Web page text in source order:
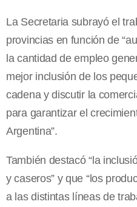
La Secretaria subrayó el
provincias en función de
la cantidad de empleo
mejor inclusión de los
cadena y discutir la
para garantizar el
Argentina”.
También destacó “la
y caseros” y que “los
a las distintas líneas de